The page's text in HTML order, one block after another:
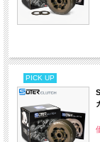
PICK UP